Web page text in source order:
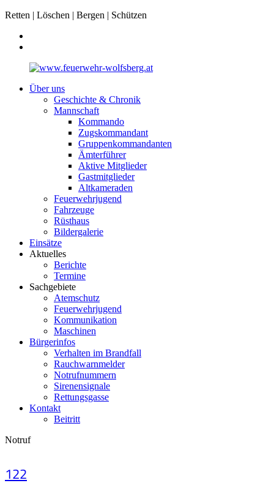
Retten | Löschen | Bergen | Schützen
Über uns
Geschichte & Chronik
Mannschaft
Kommando
Zugskommandant
Gruppenkommandanten
Ämterführer
Aktive Mitglieder
Gastmitglieder
Altkameraden
Feuerwehrjugend
Fahrzeuge
Rüsthaus
Bildergalerie
Einsätze
Aktuelles
Berichte
Termine
Sachgebiete
Atemschutz
Feuerwehrjugend
Kommunikation
Maschinen
Bürgerinfos
Verhalten im Brandfall
Rauchwarnmelder
Notrufnummern
Sirenensignale
Rettungsgasse
Kontakt
Beitritt
Notruf
122